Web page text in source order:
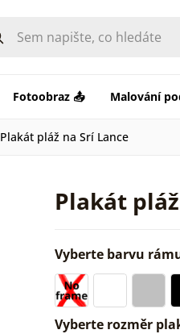
Fotoobraz 📤 Malování
Plakát pláž na Srí Lance
Plakát
Vyberte barvu
Vyberte rozměr